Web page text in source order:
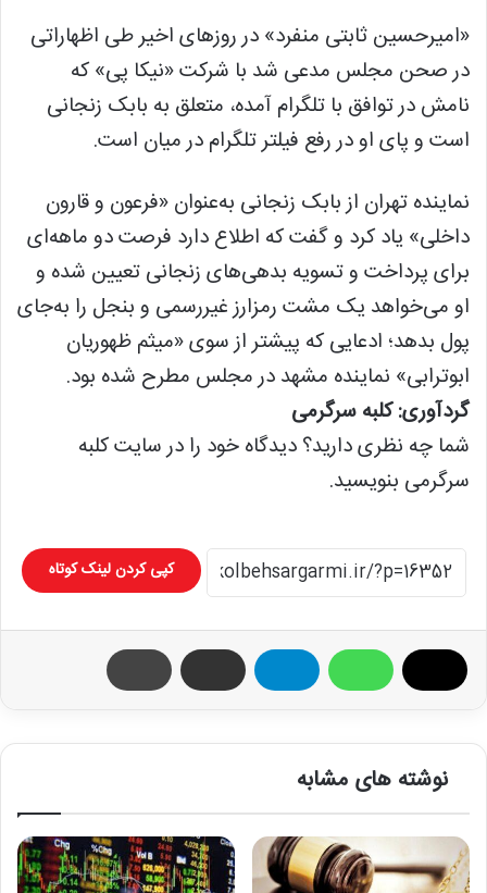
«امیرحسین ثابتی منفرد» در روزهای اخیر طی اظهاراتی
در صحن مجلس مدعی شد با شرکت «نیکا پی» که
نامش در توافق با تلگرام آمده، متعلق به بابک زنجانی
است و پای او در رفع فیلتر تلگرام در میان است.
نماینده تهران از بابک زنجانی به‌عنوان «فرعون و قارون
داخلی» یاد کرد و گفت که اطلاع دارد فرصت دو ماهه‌ای
برای پرداخت و تسویه بدهی‌های زنجانی تعیین شده و
او می‌خواهد یک مشت رمزارز غیررسمی و بنجل را به‌جای
پول بدهد؛ ادعایی که پیشتر از سوی «میثم ظهوریان
ابوترابی» نماینده مشهد در مجلس مطرح شده بود.
گردآوری: کلبه سرگرمی
شما چه نظری دارید؟ دیدگاه خود را در سایت کلبه
سرگرمی بنویسید.
کپی کردن لینک کوتاه
نوشته های مشابه